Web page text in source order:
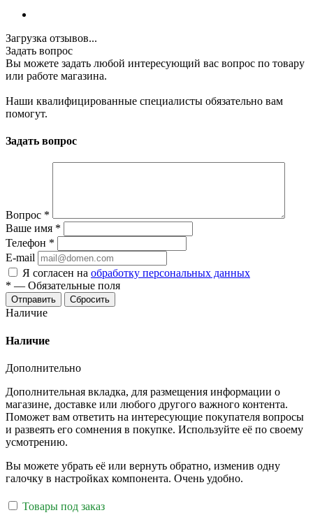
Загрузка отзывов...
Задать вопрос
Вы можете задать любой интересующий вас вопрос по товару
или работе магазина.
Наши квалифицированные специалисты обязательно вам
помогут.
Задать вопрос
Вопрос *
Ваше имя *
Телефон *
E-mail
Я согласен на обработку персональных данных
* — Обязательные поля
Отправить Сбросить
Наличие
Наличие
Дополнительно
Дополнительная вкладка, для размещения информации о
магазине, доставке или любого другого важного контента.
Поможет вам ответить на интересующие покупателя вопросы
и развеять его сомнения в покупке. Используйте её по своему
усмотрению.
Вы можете убрать её или вернуть обратно, изменив одну
галочку в настройках компонента. Очень удобно.
Товары под заказ